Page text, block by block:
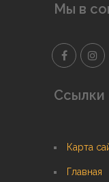
Мы в
Ссылки
Карта
Главная